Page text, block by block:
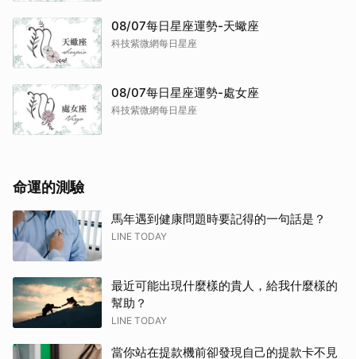
08/07每日星座運勢-天蠍座
科技紫微網每日星座
08/07每日星座運勢-處女座
科技紫微網每日星座
命運的測驗
馬年遇到健康問題時要記得的一句話是？
LINE TODAY
最近可能出現什麼樣的貴人，給我什麼樣的
幫助？
LINE TODAY
當你站在提款機前卻發現自己的提款卡不見
取消